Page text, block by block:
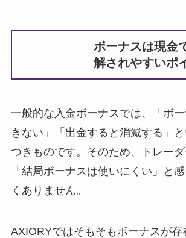
ボーナスは現金
解されやすいポ
一般的な入金ボーナスでは、「ボ
きない」「出金すると消滅する」
つきものです。そのため、トレー
「結局ボーナスは使いにくい」と
くありません。
AXIORYではそもそもボーナスが存